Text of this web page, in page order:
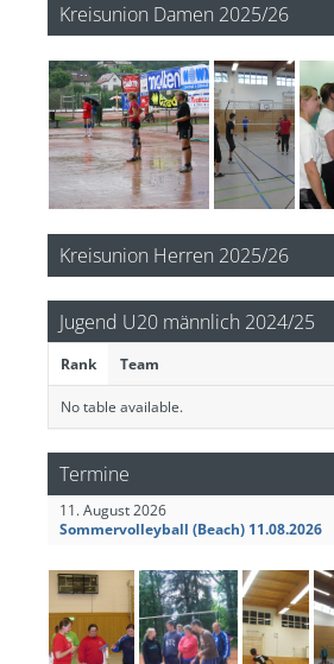
Kreisunion Damen 2025/26
Kreisunion Herren 2025/26
Jugend U20 männlich 2024/25
Rank Team
No table available.
Termine
11. August 2026
Sommervolleyball (Beach) 11.08.2026